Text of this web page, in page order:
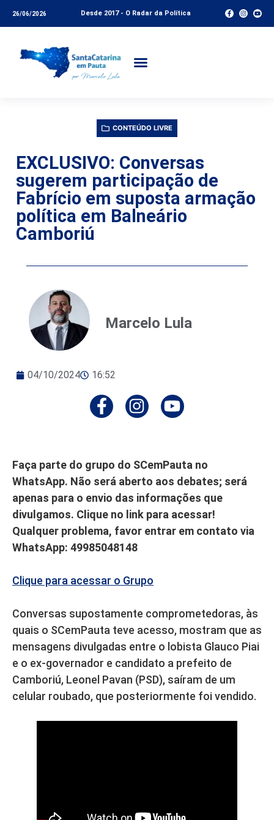
26/06/2026 Desde 2017 - O Radar da Política
CONTEÚDO LIVRE
EXCLUSIVO: Conversas
sugerem participação de
Fabrício em suposta armação
política em Balneário
Camboriú
Marcelo Lula
04/10/2024 16:52
Faça parte do grupo do SCemPauta no
WhatsApp. Não será aberto aos debates; será
apenas para o envio das informações que
divulgamos. Clique no link para acessar!
Qualquer problema, favor entrar em contato via
WhatsApp: 49985048148
Clique para acessar o Grupo
Conversas supostamente comprometedoras, às
quais o SCemPauta teve acesso, mostram que as
mensagens divulgadas entre o lobista Glauco Piai
e o ex-governador e candidato a prefeito de
Camboriú, Leonel Pavan (PSD), saíram de um
celular roubado, que posteriormente foi vendido.